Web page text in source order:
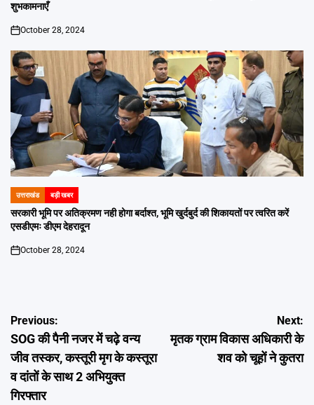
शुभकामनाएँ
on
October 28, 2024
POSTED
IN
उत्तराखंड बड़ी खबर
सरकारी भूमि पर अतिक्रमण नही होगा बर्दाश्त, भूमि खुर्दबुर्द की शिकायतों पर त्वरित करें
एसडीएमः डीएम देहरादून
on
October 28, 2024
Post
navigation
Previous:
SOG की पैनी नजर में चढ़े वन्य
जीव तस्कर, कस्तूरी मृग के कस्तूरा
व दांतों के साथ 2 अभियुक्त
गिरफ्तार
Next:
मृतक ग्राम विकास अधिकारी के
शव को चूहों ने कुतरा